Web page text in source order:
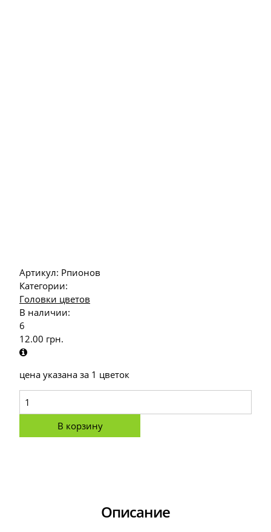
Артикул: Рпионов
Категории:
Головки цветов
В наличии:
6
12.00 грн.
цена указана за 1 цветок
В корзину
Описание